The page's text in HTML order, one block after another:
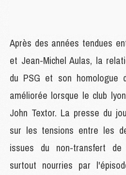
Après des années tendues
et Jean-Michel Aulas, la
du PSG et son homologue
améliorée lorsque le club
John Textor. La presse du
sur les tensions entre les
issues du non-transfert
surtout nourries par